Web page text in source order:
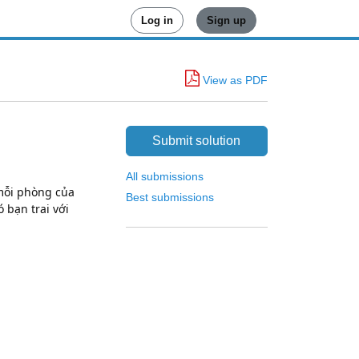
Log in Sign up
View as PDF
Submit solution
All submissions
Best submissions
phòng của
bạn trai với